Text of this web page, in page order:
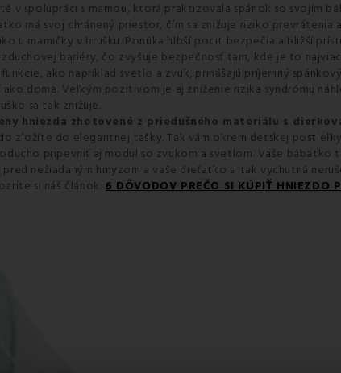
v spolupráci s mamou, ktorá praktizovala spánok so svojím
má svoj chránený priestor, čím sa znižuje riziko
u mamičky v brušku. Ponúka hlbší pocit bezpečia a bližší
bariéry, čo zvyšuje bezpečnosť tam, kde je to
ako napríklad svetlo a zvuk, prinášajú príjemný
doma. Veľkým pozitívom je aj zníženie rizika syndrómu
sa tak znižuje.
hniezda zhotovené z priedušného materiálu s
zložíte do elegantnej tašky. Tak vám okrem detskej
pripevniť aj modul so zvukom a svetlom. Vaše bábätko
nežiadaným hmyzom a vaše dieťatko si tak vychutná
si náš článok:6 DÔVODOV PREČO SI KÚPIŤ HNIEZDO